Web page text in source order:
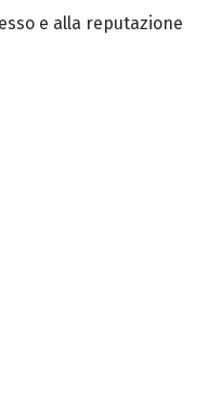
e alla reputazione